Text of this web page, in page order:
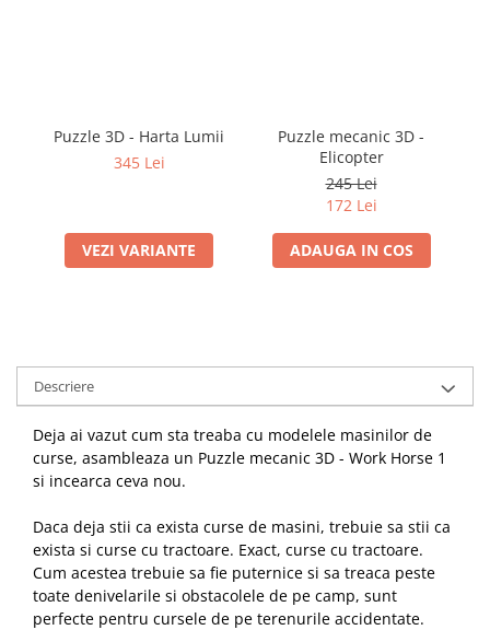
Puzzle 3D - Harta Lumii
345 Lei
VEZI VARIANTE
Puzzle mecanic 3D -
Elicopter
245 Lei
172 Lei
ADAUGA IN COS
Descriere
Deja ai vazut cum sta treaba cu modelele masinilor de
curse, asambleaza un Puzzle mecanic 3D - Work Horse 1
si incearca ceva nou.
Daca deja stii ca exista curse de masini, trebuie sa stii ca
exista si curse cu tractoare. Exact, curse cu tractoare.
Cum acestea trebuie sa fie puternice si sa treaca peste
toate denivelarile si obstacolele de pe camp, sunt
perfecte pentru cursele de pe terenurile accidentate.